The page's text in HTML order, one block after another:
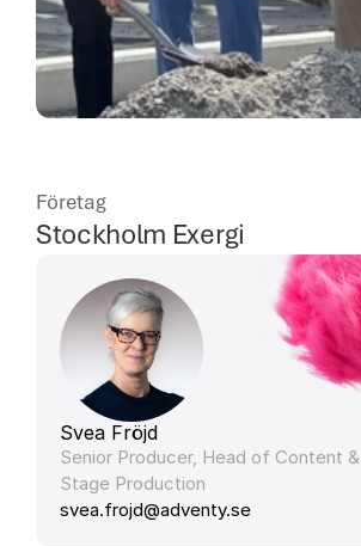
Företag
Stockholm Exergi
Svea Fröjd
Senior Producer, Head of Content &
Stage Production
svea.frojd@adventy.se